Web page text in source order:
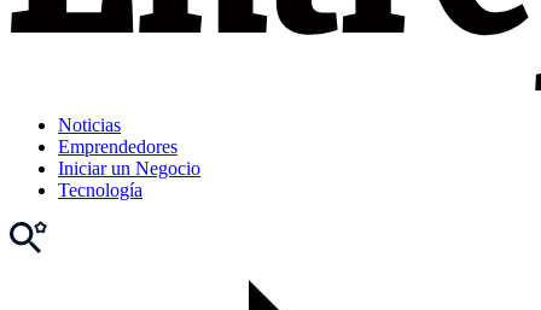
Noticias
Emprendedores
Iniciar un Negocio
Tecnología